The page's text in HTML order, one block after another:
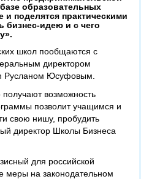
образовательных
поделятся практическими
бизнес-идею и с чего
школ пообщаются с
директором
Русланом Юсуфовым.
возможность
позволит учащимся и
свою нишу, пробудить
директор Школы Бизнеса
для российской
меры на законодательном